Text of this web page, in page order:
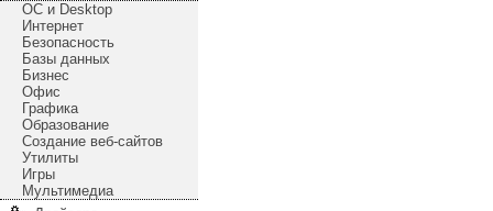
ОС и Desktop
Интернет
Безопасность
Базы данных
Бизнес
Офис
Графика
Образование
Создание веб-сайтов
Утилиты
Игры
Мультимедиа